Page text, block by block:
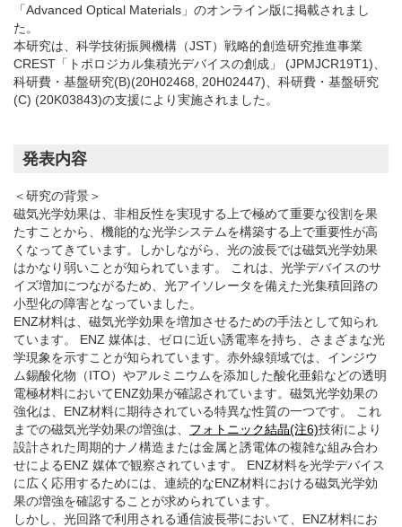
「Advanced Optical Materials」のオンライン版に掲載されまし
た。
本研究は、科学技術振興機構（JST）戦略的創造研究推進事業
CREST「トポロジカル集積光デバイスの創成」 (JPMJCR19T1)、
科研費・基盤研究(B)(20H02468, 20H02447)、科研費・基盤研究
(C) (20K03843)の支援により実施されました。
発表内容
＜研究の背景＞
磁気光学効果は、非相反性を実現する上で極めて重要な役割を果
たすことから、機能的な光学システムを構築する上で重要性が高
くなってきています。しかしながら、光の波長では磁気光学効果
はかなり弱いことが知られています。 これは、光学デバイスのサ
イズ増加につながるため、光アイソレータを備えた光集積回路の
小型化の障害となっていました。
ENZ材料は、磁気光学効果を増加させるための手法として知られ
ています。 ENZ 媒体は、ゼロに近い誘電率を持ち、さまざまな光
学現象を示すことが知られています。赤外線領域では、インジウ
ム錫酸化物（ITO）やアルミニウムを添加した酸化亜鉛などの透明
電極材料においてENZ効果が確認されています。磁気光学効果の
強化は、ENZ材料に期待されている特異な性質の一つです。 これ
までの磁気光学効果の増強は、 フォトニック結晶(注6)技術により
設計された周期的ナノ構造または金属と誘電体の複雑な組み合わ
せによるENZ 媒体で観察されています。 ENZ材料を光学デバイス
に広く応用するためには、連続的なENZ材料における磁気光学効
果の増強を確認することが求められています。
しかし、光回路で利用される通信波長帯において、ENZ材料にお